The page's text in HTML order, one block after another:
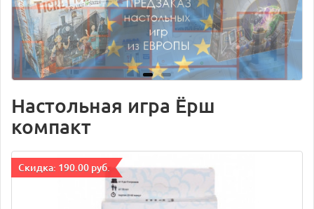
Настольная игра Ёрш
компакт
Cкидка: 190.00 руб.